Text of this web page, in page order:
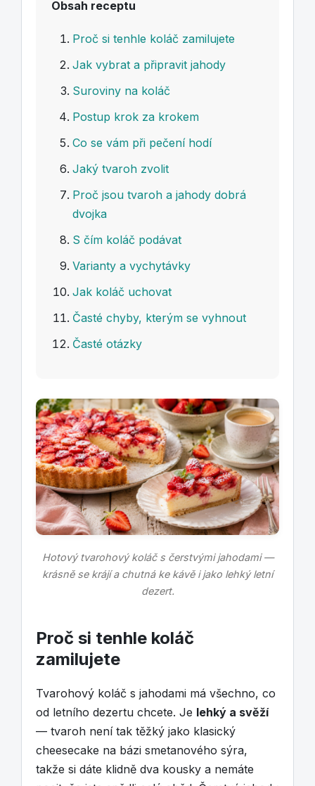
Obsah receptu
Proč si tenhle koláč zamilujete
Jak vybrat a připravit jahody
Suroviny na koláč
Postup krok za krokem
Co se vám při pečení hodí
Jaký tvaroh zvolit
Proč jsou tvaroh a jahody dobrá
dvojka
S čím koláč podávat
Varianty a vychytávky
Jak koláč uchovat
Časté chyby, kterým se vyhnout
Časté otázky
Hotový tvarohový koláč s čerstvými jahodami —
krásně se krájí a chutná ke kávě i jako lehký letní
dezert.
Proč si tenhle koláč
zamilujete
Tvarohový koláč s jahodami má všechno, co
od letního dezertu chcete. Je lehký a svěží
— tvaroh není tak těžký jako klasický
cheesecake na bázi smetanového sýra,
takže si dáte klidně dva kousky a nemáte